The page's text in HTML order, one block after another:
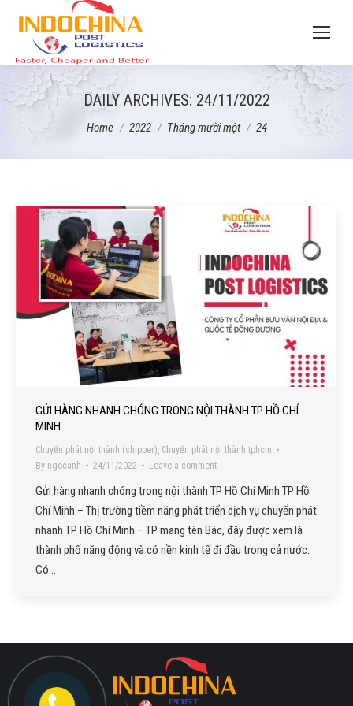
DAILY ARCHIVES: 24/11/2022
You are here:
Home 2022 Tháng mười một 24
GỬI HÀNG NHANH CHÓNG TRONG NỘI THÀNH TP HỒ CHÍ
MINH
Chuyển phát nội thành (shipper), Chuyển phát nội thành tphcm
By ngocanh 24/11/2022 Leave a comment
Gửi hàng nhanh chóng trong nội thành TP Hồ Chí Minh TP Hồ
Chí Minh – Thị trường tiềm năng phát triển dịch vụ chuyển phát
nhanh TP Hồ Chí Minh – TP mang tên Bác, đây được xem là
thành phố năng động và có nền kinh tế đi đầu trong cả nước.
Có…